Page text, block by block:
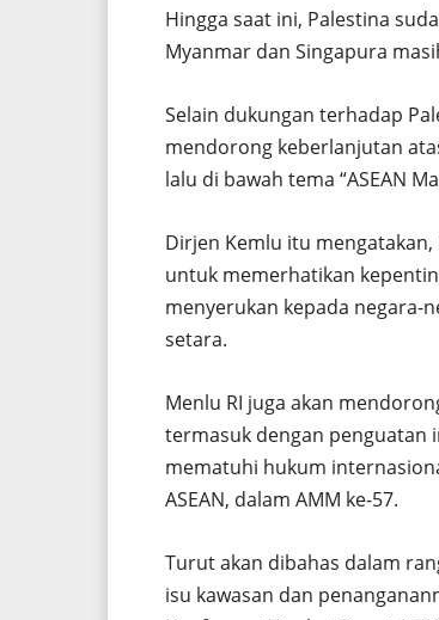
Hingga saat ini, Palestina
Myanmar dan Singapura
Selain dukungan terhadap
mendorong keberlanjutan
lalu di bawah tema “ASEAN
Dirjen Kemlu itu
untuk memerhatikan
menyerukan kepada negara-
setara.
Menlu RI juga akan
termasuk dengan penguatan
mematuhi hukum
ASEAN, dalam AMM ke-57.
Turut akan dibahas dalam
isu kawasan dan